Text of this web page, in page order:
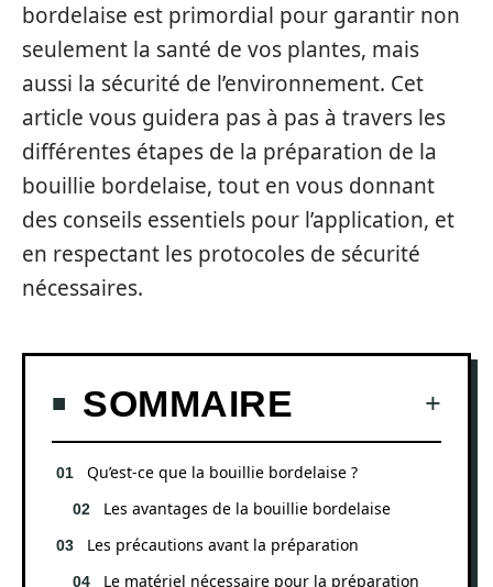
bordelaise est primordial pour garantir non
seulement la santé de vos plantes, mais
aussi la sécurité de l’environnement. Cet
article vous guidera pas à pas à travers les
différentes étapes de la préparation de la
bouillie bordelaise, tout en vous donnant
des conseils essentiels pour l’application, et
en respectant les protocoles de sécurité
nécessaires.
SOMMAIRE
Qu’est-ce que la bouillie bordelaise ?
Les avantages de la bouillie bordelaise
Les précautions avant la préparation
Le matériel nécessaire pour la préparation